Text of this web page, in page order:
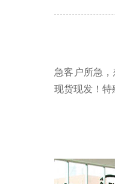
急客户所急
现货现发！特